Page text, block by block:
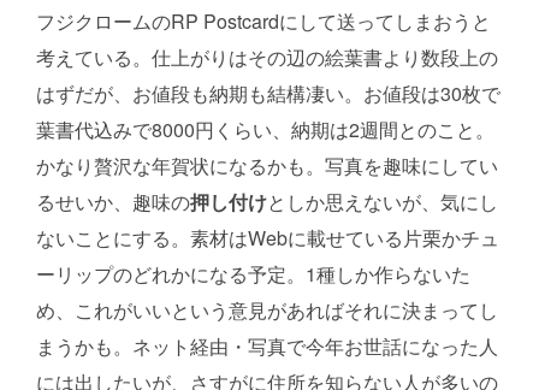
フジクロームのRP Postcardにして送ってしまおうと
考えている。仕上がりはその辺の絵葉書より数段上の
はずだが、お値段も納期も結構凄い。お値段は30枚で
葉書代込みで8000円くらい、納期は2週間とのこと。
かなり贅沢な年賀状になるかも。写真を趣味にしてい
るせいか、趣味の押し付けとしか思えないが、気にし
ないことにする。素材はWebに載せている片栗かチュ
ーリップのどれかになる予定。1種しか作らないた
め、これがいいという意見があればそれに決まってし
まうかも。ネット経由・写真で今年お世話になった人
には出したいが、さすがに住所を知らない人が多いの